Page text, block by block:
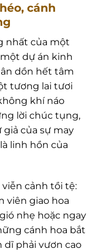
cánh
nhất của một
dự án kinh
dồn hết tâm
tương lai tươi
khí náo
lời chúc tụng,
giả của sự may
linh hồn của
cảnh tồi tệ:
viên giao hoa
nhẹ hoặc ngay
cánh hoa bắt
dĩ phải vươn cao